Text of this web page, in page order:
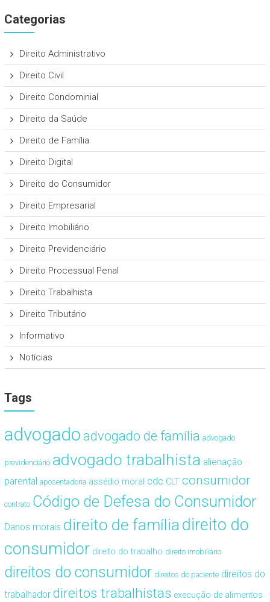
Categorias
Direito Administrativo
Direito Civil
Direito Condominial
Direito da Saúde
Direito de Família
Direito Digital
Direito do Consumidor
Direito Empresarial
Direito Imobiliário
Direito Previdenciário
Direito Processual Penal
Direito Trabalhista
Direito Tributário
Informativo
Notícias
Tags
advogado advogado de família advogado
previdenciário advogado trabalhista alienação
parental aposentadoria assédio moral cdc CLT consumidor
contrato Código de Defesa do Consumidor
Danos morais direito de famíliadireito do
consumidor direito do trabalho direito imobiliário
direitos do consumidor direitos do paciente direitos do
trabalhador direitos trabalhistas execução de alimentos